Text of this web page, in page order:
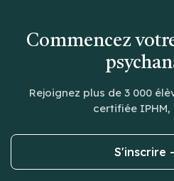
Commencez
Rejoignez plus de 3 000
certifiée IPHM,
S'inscrire